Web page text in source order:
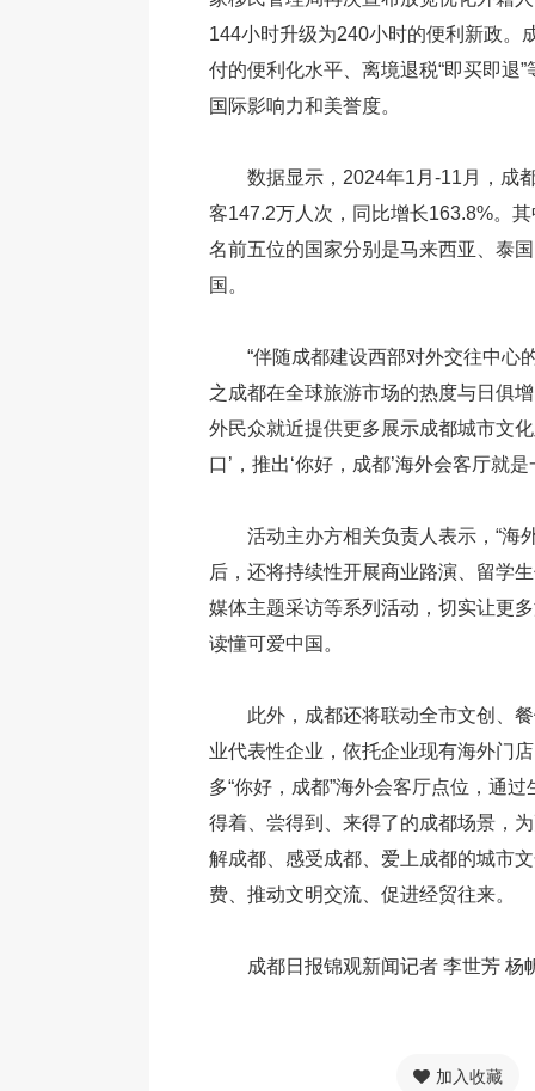
144小时升级为240小时的便利新政。
付的便利化水平、离境退税“即买即退
国际影响力和美誉度。
数据显示，2024年1月-11月，成
客147.2万人次，同比增长163.8%。
名前五位的国家分别是马来西亚、泰
国。
“伴随成都建设西部对外交往中心
之成都在全球旅游市场的热度与日俱
外民众就近提供更多展示成都城市文
口’，推出‘你好，成都’海外会客厅就
活动主办方相关负责人表示，“海
后，还将持续性开展商业路演、留学
媒体主题采访等系列活动，切实让更
读懂可爱中国。
此外，成都还将联动全市文创、
业代表性企业，依托企业现有海外门
多“你好，成都”海外会客厅点位，通
得着、尝得到、来得了的成都场景，
解成都、感受成都、爱上成都的城市
费、推动文明交流、促进经贸往来。
成都日报锦观新闻记者 李世芳 杨
加入收藏